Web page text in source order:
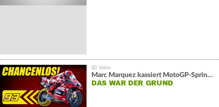
Marc Marquez kassiert MotoGP-Sprint-Schlappe:
DAS WAR DER GRUND